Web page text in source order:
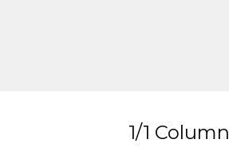
1/1 Column